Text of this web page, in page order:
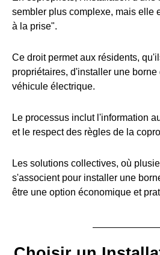
sembler plus complexe, mais elle
à la prise".
Ce droit permet aux résidents,
propriétaires, d'installer une
véhicule électrique.
Le processus inclut l'information
et le respect des règles de la
Les solutions collectives, où
s'associent pour installer une
être une option économique et